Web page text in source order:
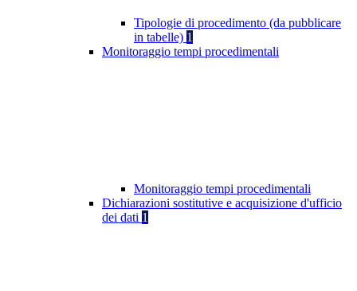
Tipologie di procedimento (da pubblicare
in tabelle) 1
Monitoraggio tempi procedimentali
Monitoraggio tempi procedimentali
Dichiarazioni sostitutive e acquisizione d'ufficio
dei dati 1